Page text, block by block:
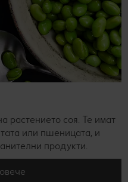
растението соя. Те имат
или пшеницата, и
продукти.